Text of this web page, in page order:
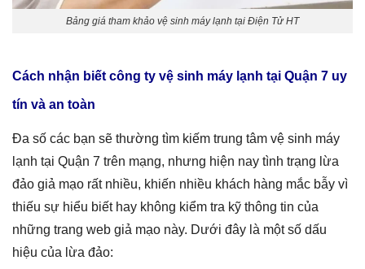
Bảng giá tham khảo vệ sinh máy lạnh tại Điện Tử HT
Cách nhận biết công ty vệ sinh máy lạnh tại Quận 7 uy
tín và an toàn
Đa số các bạn sẽ thường tìm kiếm trung tâm vệ sinh máy
lạnh tại Quận 7 trên mạng, nhưng hiện nay tình trạng lừa
đảo giả mạo rất nhiều, khiến nhiều khách hàng mắc bẫy vì
thiếu sự hiểu biết hay không kiểm tra kỹ thông tin của
những trang web giả mạo này. Dưới đây là một số dấu
hiệu của lừa đảo: